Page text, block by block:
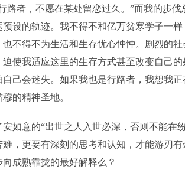
路者，不愿在某处留恋过久。”而我的步
设的轨迹。我不得不和亿万贫寒学子一
也不得不为生活和生存忧心忡忡。剧烈的
迫使我适应这里的生存方式甚至改变自己
自己会迷失。如果我也是行路者，我想我
的精神圣地。
安如意的“出世之人入世必深，否则不能在
难，更要有深刻的思考和认知，才能游刃
成熟靠拢的最好解释么？